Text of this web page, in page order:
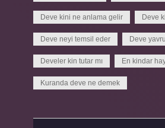
Deve kini ne anlama gelir Deve
Deve neyi temsil eder Deve
Develer kin tutar mı En kindar
Kuranda deve ne demek